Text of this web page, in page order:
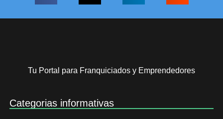
Tu Portal para Franquiciados y Emprendedores
Categorias informativas